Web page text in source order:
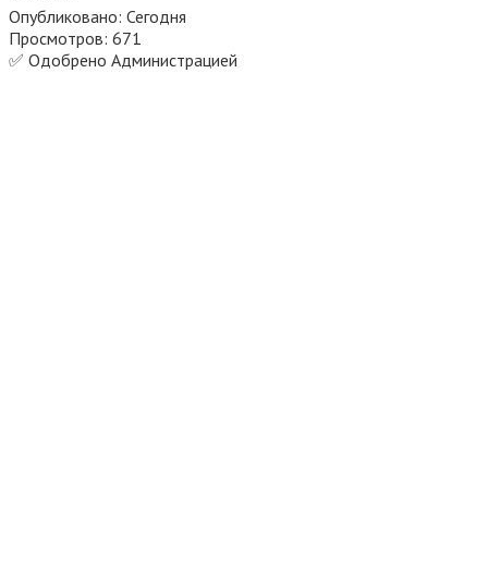
Опубликовано: Сегодня
Просмотров: 671
✅ Одобрено Администрацией